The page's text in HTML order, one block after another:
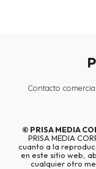
Contacto comercial
© PRISA MEDIA
PRISA MEDIA
cuanto a la
en este sitio web,
cualquier otro